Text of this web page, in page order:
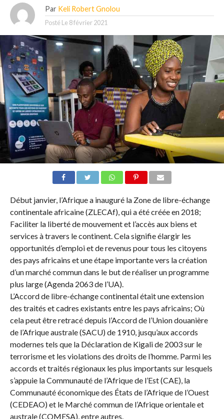
Par Keli Robert Gnolou
Posté Le 8 février 2021
Début janvier, l’Afrique a inauguré la Zone de libre-échange
continentale africaine (ZLECAf), qui a été créée en 2018;
Faciliter la liberté de mouvement et l’accès aux biens et
services à travers le continent. Cela signifie élargir les
opportunités d’emploi et de revenus pour tous les citoyens
des pays africains et une étape importante vers la création
d’un marché commun dans le but de réaliser un programme
plus large (Agenda 2063 de l’UA).
L’Accord de libre-échange continental était une extension
des traités et cadres existants entre les pays africains; Où
cela peut être retracé depuis l’Accord de l’Union douanière
de l’Afrique australe (SACU) de 1910, jusqu’aux accords
modernes tels que la Déclaration de Kigali de 2003 sur le
terrorisme et les violations des droits de l’homme. Parmi les
accords et traités régionaux les plus importants sur lesquels
s’appuie la Communauté de l’Afrique de l’Est (CAE), la
Communauté économique des États de l’Afrique de l’Ouest
(CEDEAO) et le Marché commun de l’Afrique orientale et
australe (COMESA), entre autres.